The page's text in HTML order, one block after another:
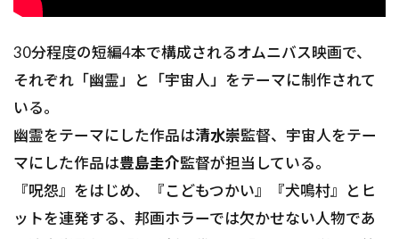
30分程度の短編4本で構成されるオムニバス映画で、
それぞれ「幽霊」と「宇宙人」をテーマに制作されて
いる。
幽霊をテーマにした作品は清水崇監督、宇宙人をテー
マにした作品は豊島圭介監督が担当している。
『呪怨』をはじめ、『こどもつかい』『犬鳴村』とヒ
ットを連発する、邦画ホラーでは欠かせない人物であ